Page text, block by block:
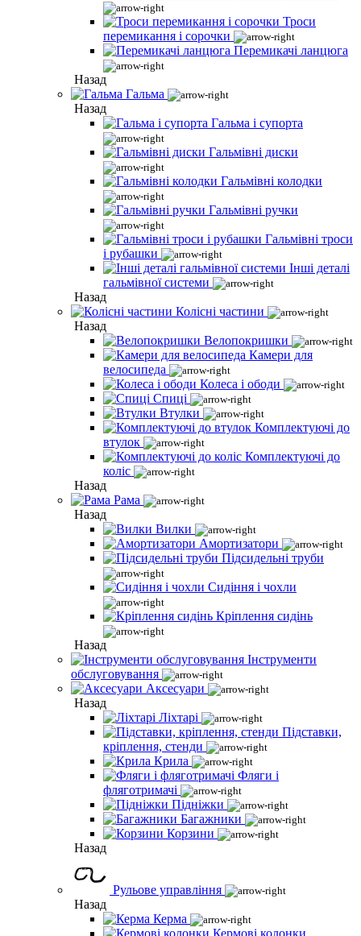
Троси
перемикання і сорочки
Перемикачі ланцюга
Назад
Гальма
Назад
Гальма і супорта
Гальмівні диски
Гальмівні колодки
Гальмівні ручки
Гальмівні троси
і рубашки
Інші деталі
гальмівної системи
Назад
Колісні частини
Назад
Велопокришки
Камери для
велосипеда
Колеса і ободи
Спиці
Втулки
Комплектуючі до
втулок
Комплектуючі до
коліс
Назад
Рама
Назад
Вилки
Амортизатори
Підсидельні труби
Сидіння і чохли
Кріплення сидінь
Назад
Інструменти
обслуговування
Аксесуари
Назад
Ліхтарі
Підставки,
кріплення, стенди
Крила
Фляги і
фляготримачі
Підніжки
Багажники
Корзини
Назад
Рульове управління
Назад
Керма
Кермові колонки